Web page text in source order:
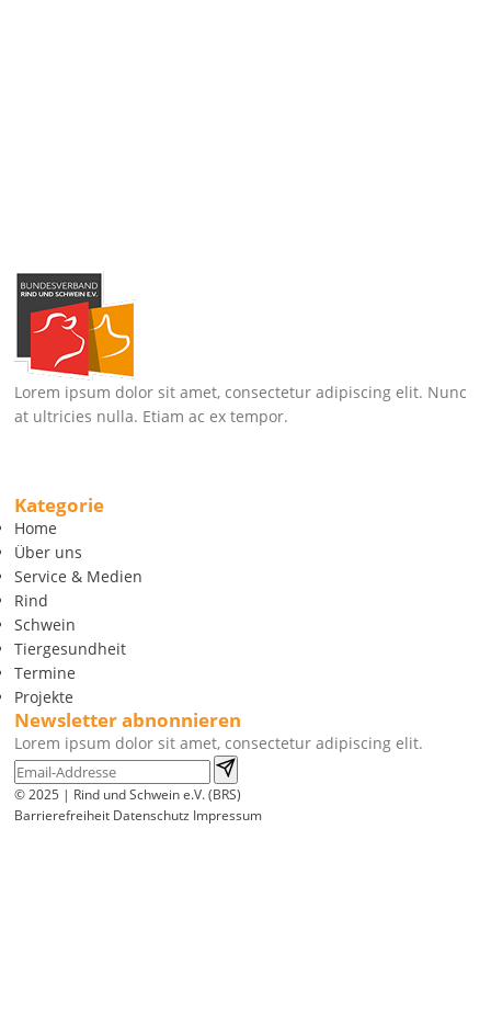
Lorem ipsum dolor sit amet, consectetur adipiscing elit. Nunc
at ultricies nulla. Etiam ac ex tempor.
Kategorie
Home
Über uns
Service & Medien
Rind
Schwein
Tiergesundheit
Termine
Projekte
Newsletter abnonnieren
Lorem ipsum dolor sit amet, consectetur adipiscing elit.
© 2025 | Rind und Schwein e.V. (BRS)
Barrierefreiheit Datenschutz Impressum